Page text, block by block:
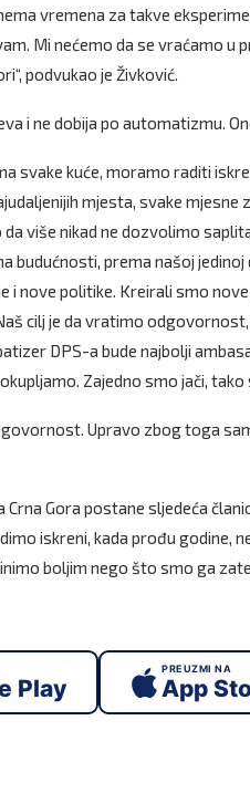
vremena za takve
Mi nećemo da se vraćamo u
podvukao je Živković.
i ne dobija po automatizmu.
svake kuće, moramo raditi
mjesta, svake mjesne
više nikad ne dozvolimo
prema našoj jedinoj
i nove politike. Kreirali smo
cilj je da vratimo
DPS-a bude najbolji
Zajedno smo jači, tako
Upravo zbog toga
Gora postane sljedeća
iskreni, kada prođu godine,
boljim nego što smo ga
Play
PREUZMI NA
App